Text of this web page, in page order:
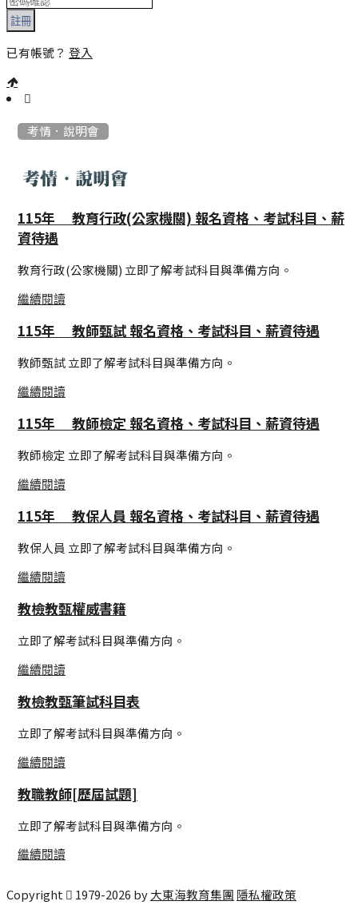
註冊
已有帳號？ 登入
::: 考情．說明會
考情．說明會
115年 教育行政(公家機關) 報名資格、考試科目、薪
資待遇
教育行政(公家機關) 立即了解考試科目與準備方向。
繼續閱讀
115年 教師甄試 報名資格、考試科目、薪資待遇
教師甄試 立即了解考試科目與準備方向。
繼續閱讀
115年 教師檢定 報名資格、考試科目、薪資待遇
教師檢定 立即了解考試科目與準備方向。
繼續閱讀
115年 教保人員 報名資格、考試科目、薪資待遇
教保人員 立即了解考試科目與準備方向。
繼續閱讀
教檢教甄權威書籍
立即了解考試科目與準備方向。
繼續閱讀
教檢教甄筆試科目表
立即了解考試科目與準備方向。
繼續閱讀
教職教師[歷屆試題]
立即了解考試科目與準備方向。
繼續閱讀
Copyright 1979-2026 by 大東海教育集團 隱私權政策